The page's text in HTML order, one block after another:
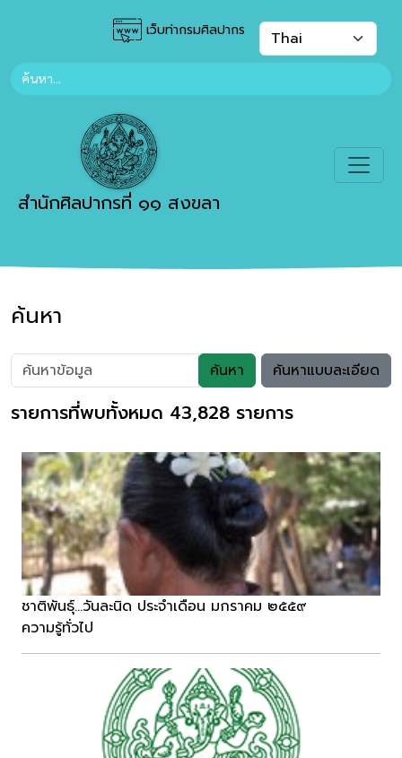
เว็บท่ากรมศิลปากร
สำนักศิลปากรที่ ๑๑ สงขลา
ค้นหา
ค้นหา ค้นหาแบบละเอียด
รายการที่พบทั้งหมด 43,828 รายการ
ชาติพันธุ์...วันละนิด ประจำเดือน มกราคม ๒๕๕๙
ความรู้ทั่วไป